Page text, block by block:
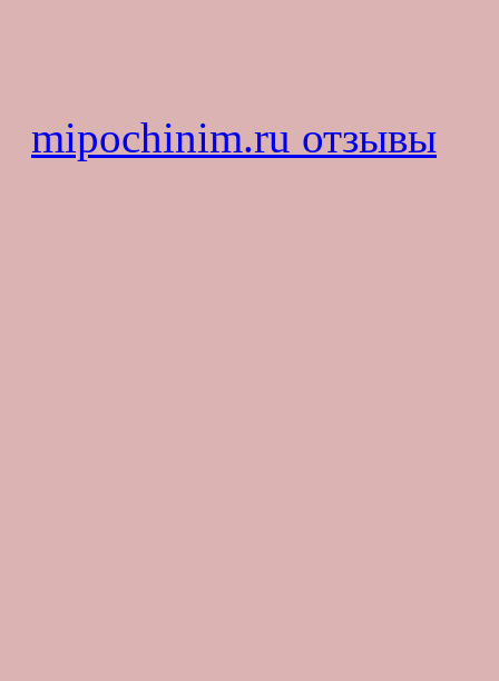
mipochinim.ru отзывы